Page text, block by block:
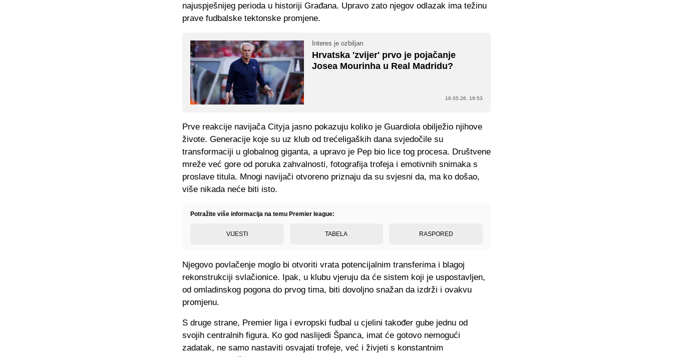
najuspješnijeg perioda u historiji Građana. Upravo zato njegov odlazak ima težinu
prave fudbalske tektonske promjene.
Interes je ozbiljan
Hrvatska 'zvijer' prvo je pojačanje
Josea Mourinha u Real Madridu?
18.05.26. 19:53
Prve reakcije navijača Cityja jasno pokazuju koliko je Guardiola obilježio njihove
živote. Generacije koje su uz klub od trećeligaških dana svjedočile su
transformaciji u globalnog giganta, a upravo je Pep bio lice tog procesa. Društvene
mreže već gore od poruka zahvalnosti, fotografija trofeja i emotivnih snimaka s
proslave titula. Mnogi navijači otvoreno priznaju da su svjesni da, ma ko došao,
više nikada neće biti isto.
Potražite više informacija na temu Premier league:
VIJESTI TABELA RASPORED
Njegovo povlačenje moglo bi otvoriti vrata potencijalnim transferima i blagoj
rekonstrukciji svlačionice. Ipak, u klubu vjeruju da će sistem koji je uspostavljen,
od omladinskog pogona do prvog tima, biti dovoljno snažan da izdrži i ovakvu
promjenu.
S druge strane, Premier liga i evropski fudbal u cjelini također gube jednu od
svojih centralnih figura. Ko god naslijedi Španca, imat će gotovo nemogući
zadatak, ne samo nastaviti osvajati trofeje, već i živjeti s konstantnim